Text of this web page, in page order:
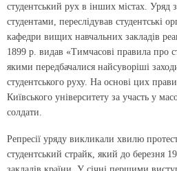
студентський рух в інших містах. Уряд
студентами, переслідував студентські
кафедри вищих навчальних закладів
1899 р. видав «Тимчасові правила про
якими передбачалися найсуворіші
студентського руху. На основі цих
Київського університету за участь у
солдати.
Репресії уряду викликали хвилю
студентський страйк, який до березня